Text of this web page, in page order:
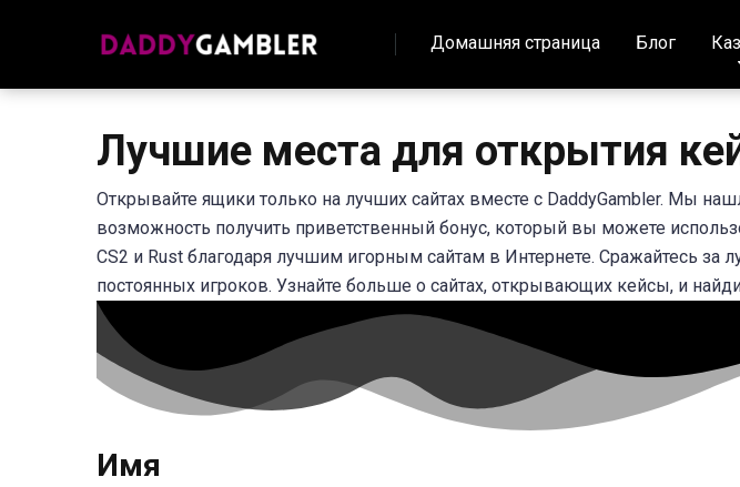
Домашняя страница Блог
Лучшие места для открытия
Открывайте ящики только на лучших сайтах вместе с DaddyGambler. Мы
возможность получить приветственный бонус, который вы можете
CS2 и Rust благодаря лучшим игорным сайтам в Интернете. Сражайтесь
постоянных игроков. Узнайте больше о сайтах, открывающих кейсы, и
Имя